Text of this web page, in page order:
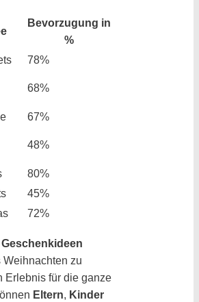
Bevorzugung in
%
78%
68%
67%
48%
80%
45%
72%
Geschenkideen
Weihnachten zu
Erlebnis für die ganze
Eltern, Kinder